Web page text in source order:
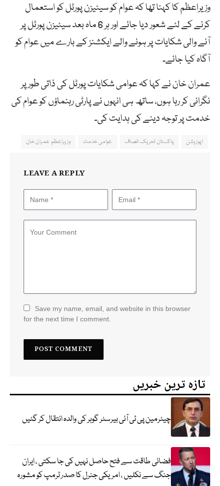
وزیراعظم کا کہنا تھا کہ عوام کو سیٹیزن پورٹل کو استعمال
کرنے کے لئے شعور دیا جائے اور ہر 6 ماہ بعد سیٹیزن پورٹل پر
آنے والی شکایات پر ہونے والے ایکشنز کے بارے میں عوام کو
آگاہ کیا جائے۔
عمران خان نے کہا کہ عوامی شکایات پورٹل کی ذاتی طور پر
نگرانی کر رہا ہوں، ساتھ ہی انہوں نے پارٹی رہنماؤں کو عوام کی
خدمت پر توجہ دینے کی ہدایت کی۔
اپوزیشن پاکستان تحریک انصاف عوامی خدمت وزیراعظم عمران خان
LEAVE A REPLY
Save my name, email, and website in this browser
for the next time I comment.
تازہ ترین خبریں
چیئرمین پی ٹی آئی بیرسٹر گوہر کی والدہ انتقال کر گئیں
فضائی طاقت سے فتح حاصل نہیں کی جا سکتی ، ایران
جنگ سے نکلیں ، امریکی جنرل کا صدر ٹرمپ کو مشورہ